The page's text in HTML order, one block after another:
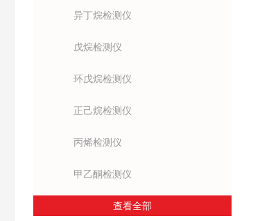
异丁烷检测仪
戊烷检测仪
环戊烷检测仪
正己烷检测仪
丙烯检测仪
甲乙酮检测仪
查看全部